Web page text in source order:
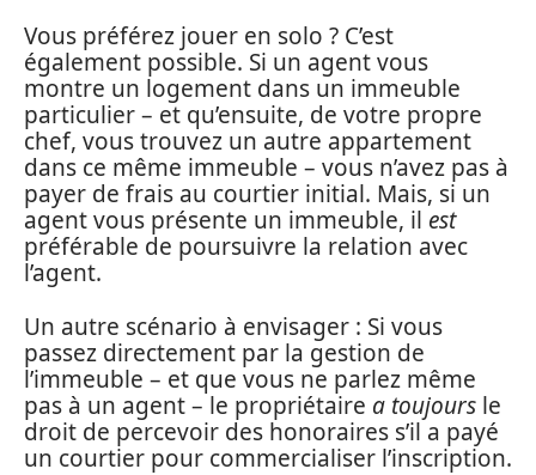
Vous préférez jouer en solo ? C’est
également possible. Si un agent vous
montre un logement dans un immeuble
particulier – et qu’ensuite, de votre propre
chef, vous trouvez un autre appartement
dans ce même immeuble – vous n’avez pas à
payer de frais au courtier initial. Mais, si un
agent vous présente un immeuble, il est
préférable de poursuivre la relation avec
l’agent.
Un autre scénario à envisager : Si vous
passez directement par la gestion de
l’immeuble – et que vous ne parlez même
pas à un agent – le propriétaire a toujours le
droit de percevoir des honoraires s’il a payé
un courtier pour commercialiser l’inscription.